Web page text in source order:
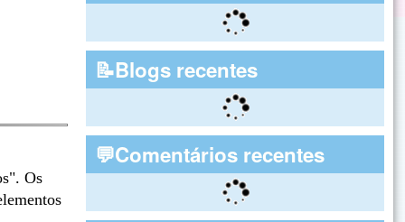
Os
📝Blogs recentes
💬Comentários recentes